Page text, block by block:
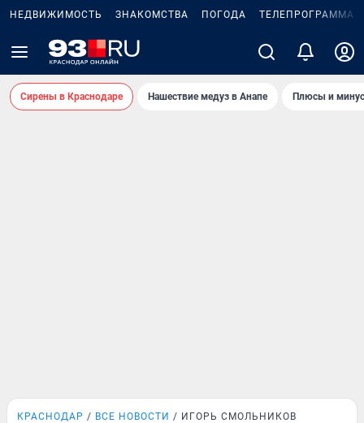
НЕДВИЖИМОСТЬ ЗНАКОМСТВА ПОГОДА ТЕЛЕПРОГРАММА
Сирены в Краснодаре Нашествие медуз в Анапе Плюсы и
КРАСНОДАР ВСЕ НОВОСТИ ИГОРЬ СМОЛЬНИКОВ